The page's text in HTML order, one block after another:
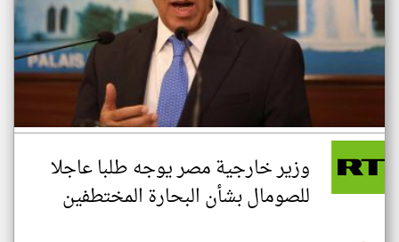
وزير خارجية مصر يوجه طلبا عاجلا
للصومال بشأن البحارة المختطفين